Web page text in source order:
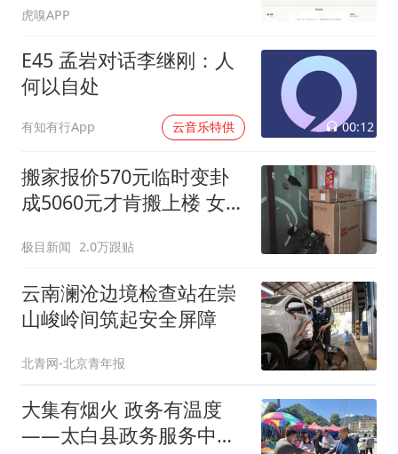
虎嗅APP
E45 孟岩对话李继刚：人
何以自处
有知有行App 云音乐特供 00:12
搬家报价570元临时变卦
成5060元才肯搬上楼 女子
极目新闻 2.0万跟贴
云南澜沧边境检查站在崇
山峻岭间筑起安全屏障
北青网-北京青年报
大集有烟火 政务有温度
——太白县政务服务中心